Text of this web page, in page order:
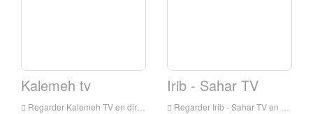
Kalemeh tv
Regarder Kalemeh TV en direct en ligne, Kalemeh TV HD Streaming en direct, Kalemeh TV Watch TV chez Iran
Irib - Sahar TV
Regarder Irib - Sahar TV en direct en ligne, IriB - Sahar TV HD Living Scheaning, IRIP - Sahar TV de l'Iran